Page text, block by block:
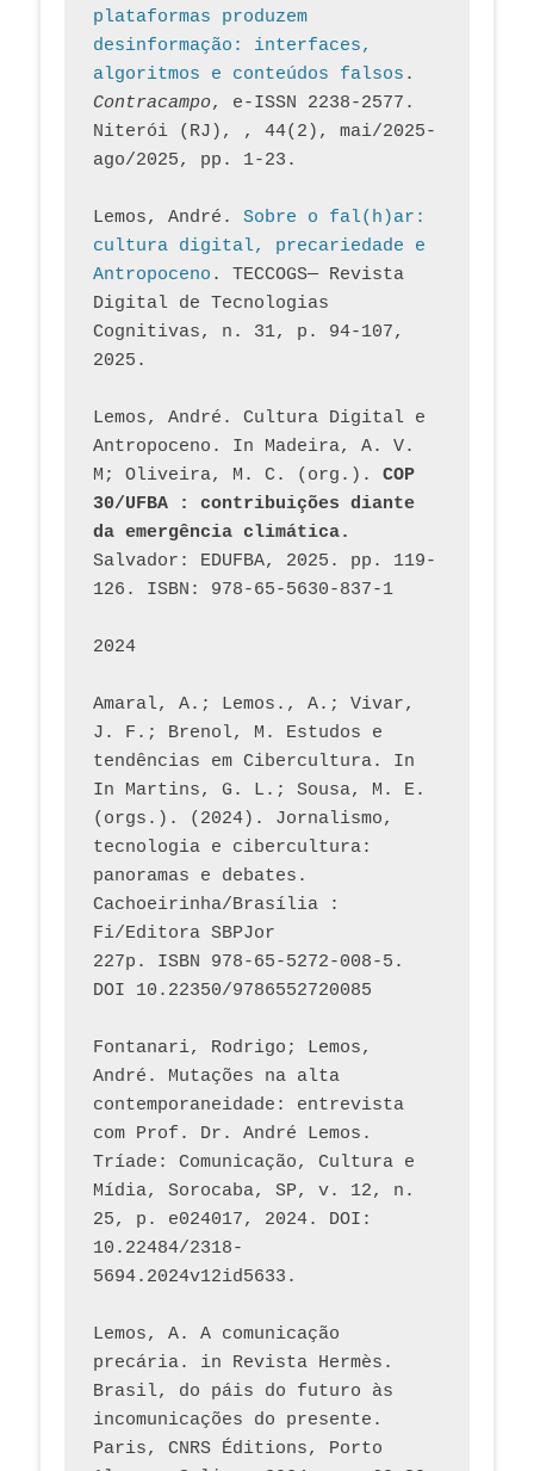
plataformas produzem
desinformação: interfaces,
algoritmos e conteúdos falsos
Contracampo, e-ISSN 2238-2577.
Niterói (RJ), , 44(2), mai/2025-
ago/2025, pp. 1-23.
Lemos, André. Sobre o fal(h)ar:
cultura digital, precariedade e
Antropoceno . TECCOGS— Revista
Digital de Tecnologias
Cognitivas, n. 31, p. 94-107,
2025.
Lemos, André. Cultura Digital e
Antropoceno. In Madeira, A. V.
M; Oliveira, M. C. (org.). COP
30/UFBA : contribuições diante
da emergência climática.
Salvador: EDUFBA, 2025. pp. 119-
126. ISBN: 978-65-5630-837-1
2024
Amaral, A.; Lemos., A.; Vivar,
J. F.; Brenol, M. Estudos e
tendências em Cibercultura. In
In Martins, G. L.; Sousa, M. E.
(orgs.). (2024). Jornalismo,
tecnologia e cibercultura:
panoramas e debates.
Cachoeirinha/Brasília :
Fi/Editora SBPJor
227p. ISBN 978-65-5272-008-5.
DOI 10.22350/9786552720085
Fontanari, Rodrigo; Lemos,
André. Mutações na alta
contemporaneidade: entrevista
com Prof. Dr. André Lemos.
Tríade: Comunicação, Cultura e
Mídia, Sorocaba, SP, v. 12, n.
25, p. e024017, 2024. DOI:
10.22484/2318-
5694.2024v12id5633.
Lemos, A. A comunicação
precária. in Revista Hermès.
Brasil, do páis do futuro às
incomunicações do presente.
Paris, CNRS Éditions, Porto